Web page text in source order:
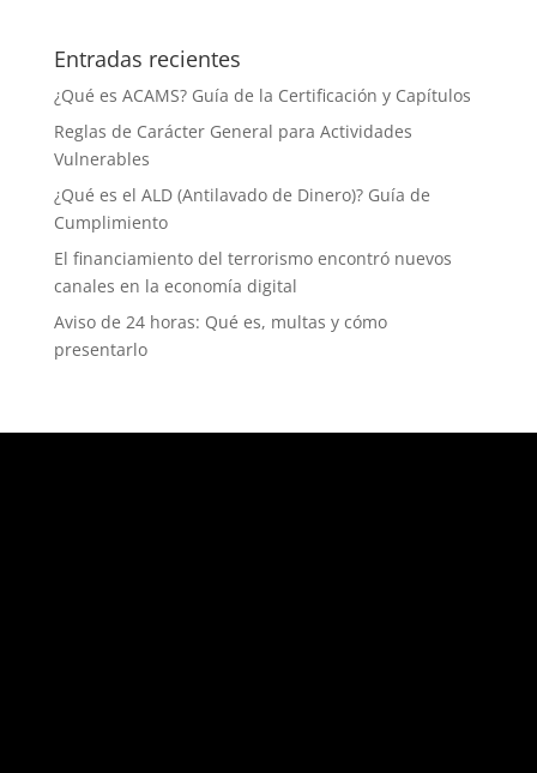
Entradas recientes
¿Qué es ACAMS? Guía de la Certificación y Capítulos
Reglas de Carácter General para Actividades
Vulnerables
¿Qué es el ALD (Antilavado de Dinero)? Guía de
Cumplimiento
El financiamiento del terrorismo encontró nuevos
canales en la economía digital
Aviso de 24 horas: Qué es, multas y cómo
presentarlo